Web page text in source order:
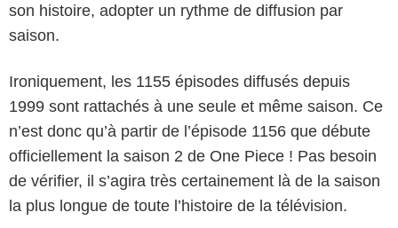
son histoire, adopter un rythme de diffusion par
saison.
Ironiquement, les 1155 épisodes diffusés depuis
1999 sont rattachés à une seule et même saison. Ce
n’est donc qu’à partir de l’épisode 1156 que débute
officiellement la saison 2 de One Piece ! Pas besoin
de vérifier, il s’agira très certainement là de la saison
la plus longue de toute l’histoire de la télévision.